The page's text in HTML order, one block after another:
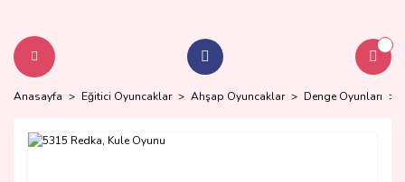
Anasayfa Eğitici Oyuncaklar Ahşap Oyuncaklar Denge Oyunları